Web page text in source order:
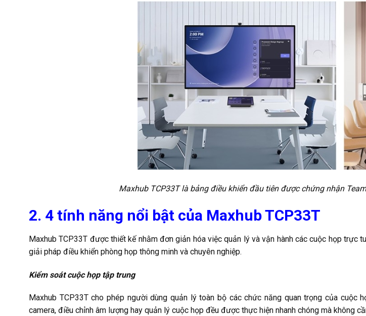
Maxhub TCP33T là bảng điều khiển đầu tiên được chứng nhận
2. 4 tính năng nổi bật của Maxhub TCP33T
Maxhub TCP33T được thiết kế nhằm đơn giản hóa việc quản lý và vận hành các cuộc họp
giải pháp điều khiển phòng họp thông minh và chuyên nghiệp.
Kiểm soát cuộc họp tập trung
Maxhub TCP33T cho phép người dùng quản lý toàn bộ các chức năng quan trọng của
camera, điều chỉnh âm lượng hay quản lý cuộc họp đều được thực hiện nhanh chóng mà không